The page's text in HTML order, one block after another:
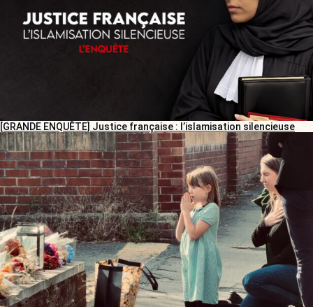
[GRANDE ENQUÊTE] Justice française : l’islamisation silencieuse